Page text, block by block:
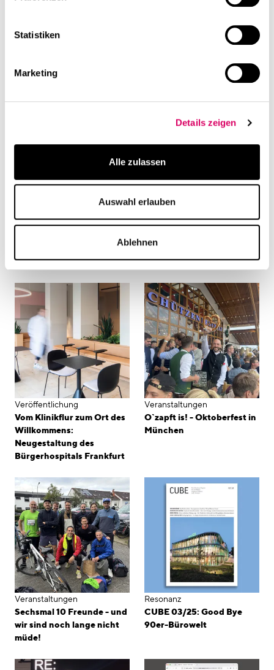
Statistiken
Marketing
Details zeigen
Alle zulassen
Auswahl erlauben
Ablehnen
Resonanz
Bosch Building
Zukunft: Office Roxx MAG
Frankfurter Ring 71 –
Resonanz
Klinikflur zum Ort des
Neugestaltung des
Bürgerhospitals
Veröffentlichung
Vom Klinikflur zum Ort des
Willkommens:
Neugestaltung des
Bürgerhospitals Frankfurt
Veranstaltungen
O`zapft is! - Oktoberfest in
München
Veranstaltungen
Sechsmal 10 Freunde - und
wir sind noch lange nicht
müde!
Resonanz
CUBE 03/25: Good Bye
90er-Bürowelt